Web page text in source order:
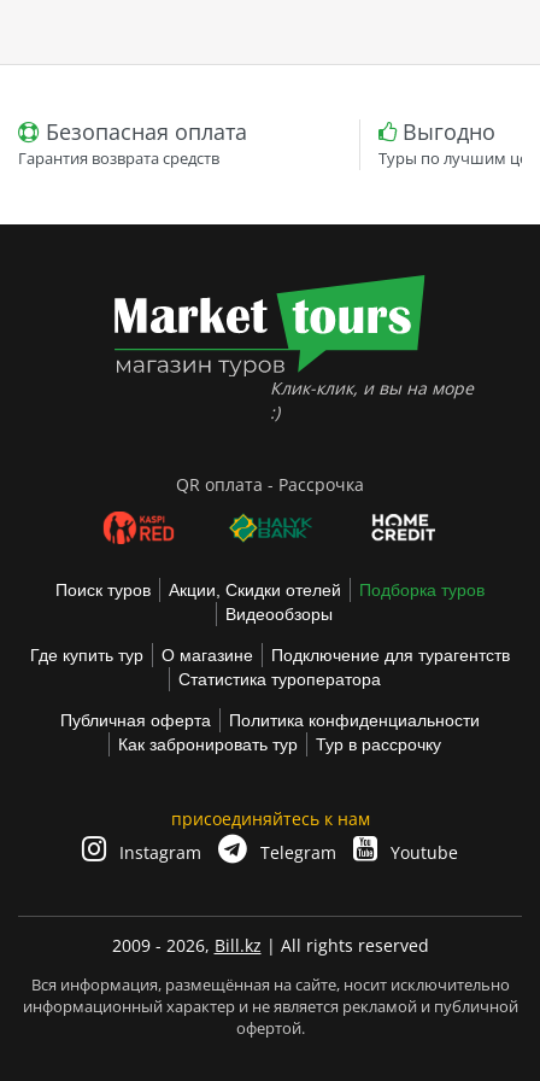
Безопасная оплата
Гарантия возврата средств
Выгодно
Туры по лучшим
Клик-клик, и вы на море
:)
QR оплата - Рассрочка
Поиск туров Акции, Скидки отелей
Подборка туров
Видеообзоры
Где купить тур О магазине
Подключение для турагентств
Статистика туроператора
Публичная оферта
Политика конфиденциальности
Как забронировать тур
Тур в рассрочку
присоединяйтесь к нам
Instagram
Telegram Youtube
2009 - 2026, Bill.kz | All rights reserved
Вся информация, размещённая на сайте, носит исключительно
информационный характер и не является рекламой и публичной
офертой.